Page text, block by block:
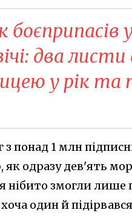
боєприпасів
два листи
у рік та
понад 1 млн
одразу дев'ять
нібито змогли лише
один й